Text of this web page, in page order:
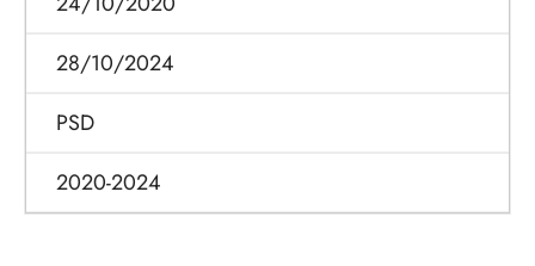
28/10/2024
PSD
2020-2024